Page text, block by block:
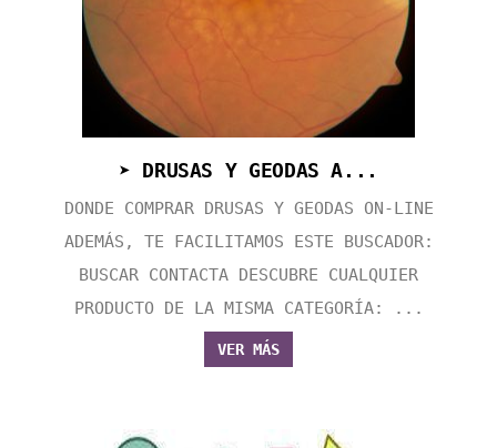
➤ DRUSAS Y GEODAS A...
DONDE COMPRAR DRUSAS Y GEODAS ON-LINE
ADEMÁS, TE FACILITAMOS ESTE BUSCADOR:
BUSCAR CONTACTA DESCUBRE CUALQUIER
PRODUCTO DE LA MISMA CATEGORÍA: ...
VER MÁS